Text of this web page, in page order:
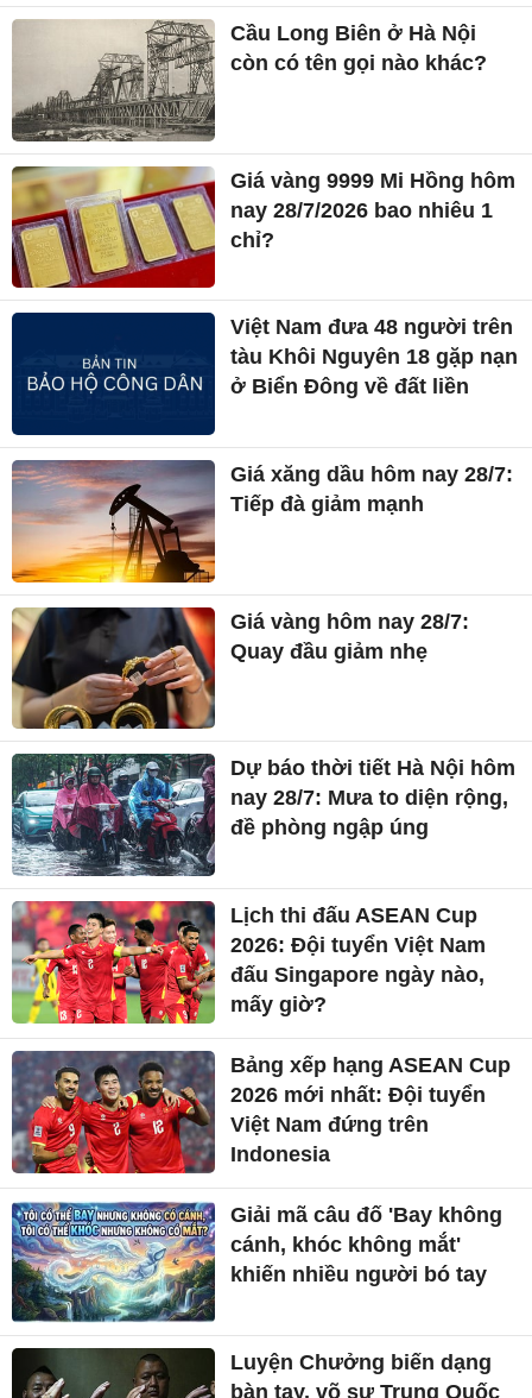
Cầu Long Biên ở Hà Nội
còn có tên gọi nào khác?
Giá vàng 9999 Mi Hồng hôm
nay 28/7/2026 bao nhiêu 1
chỉ?
Việt Nam đưa 48 người trên
tàu Khôi Nguyên 18 gặp nạn
ở Biển Đông về đất liền
Giá xăng dầu hôm nay 28/7:
Tiếp đà giảm mạnh
Giá vàng hôm nay 28/7:
Quay đầu giảm nhẹ
Dự báo thời tiết Hà Nội hôm
nay 28/7: Mưa to diện rộng,
đề phòng ngập úng
Lịch thi đấu ASEAN Cup
2026: Đội tuyển Việt Nam
đấu Singapore ngày nào,
mấy giờ?
Bảng xếp hạng ASEAN Cup
2026 mới nhất: Đội tuyển
Việt Nam đứng trên
Indonesia
Giải mã câu đố 'Bay không
cánh, khóc không mắt'
khiến nhiều người bó tay
Luyện Chưởng biến dạng
bàn tay, võ sư Trung Quốc